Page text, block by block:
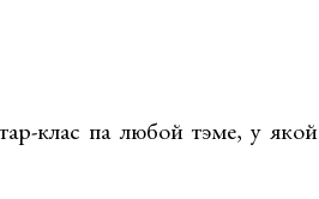
клас па любой тэме, у якой